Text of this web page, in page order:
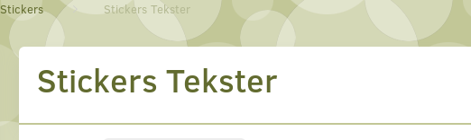
Stickers Stickers Tekster
Stickers Tekster